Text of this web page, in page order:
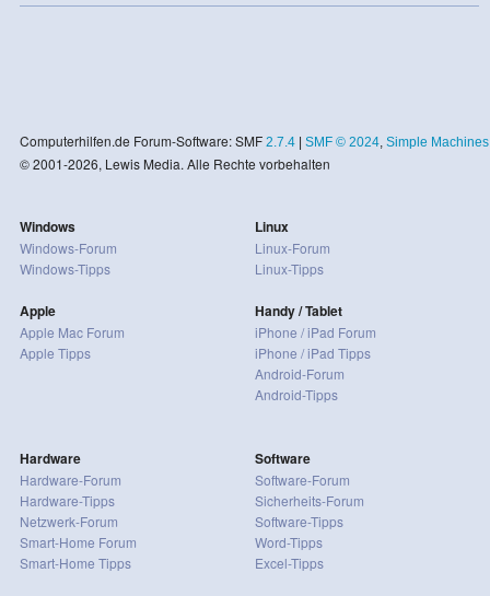
Computerhilfen.de Forum-Software: SMF 2.7.4| SMF © 2024, Simple Machines
© 2001-2026, Lewis Media. Alle Rechte vorbehalten
Windows
Windows-Forum
Windows-Tipps
Apple
Apple Mac Forum
Apple Tipps
Linux
Linux-Forum
Linux-Tipps
Handy / Tablet
iPhone / iPad Forum
iPhone / iPad Tipps
Android-Forum
Android-Tipps
Hardware
Hardware-Forum
Hardware-Tipps
Netzwerk-Forum
Smart-Home Forum
Smart-Home Tipps
Software
Software-Forum
Sicherheits-Forum
Software-Tipps
Word-Tipps
Excel-Tipps